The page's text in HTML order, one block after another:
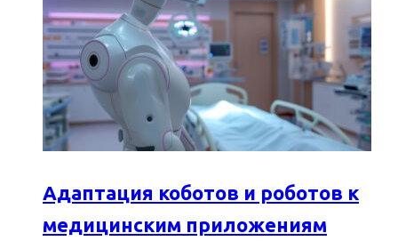
Адаптация коботов и роботов к
медицинским приложениям